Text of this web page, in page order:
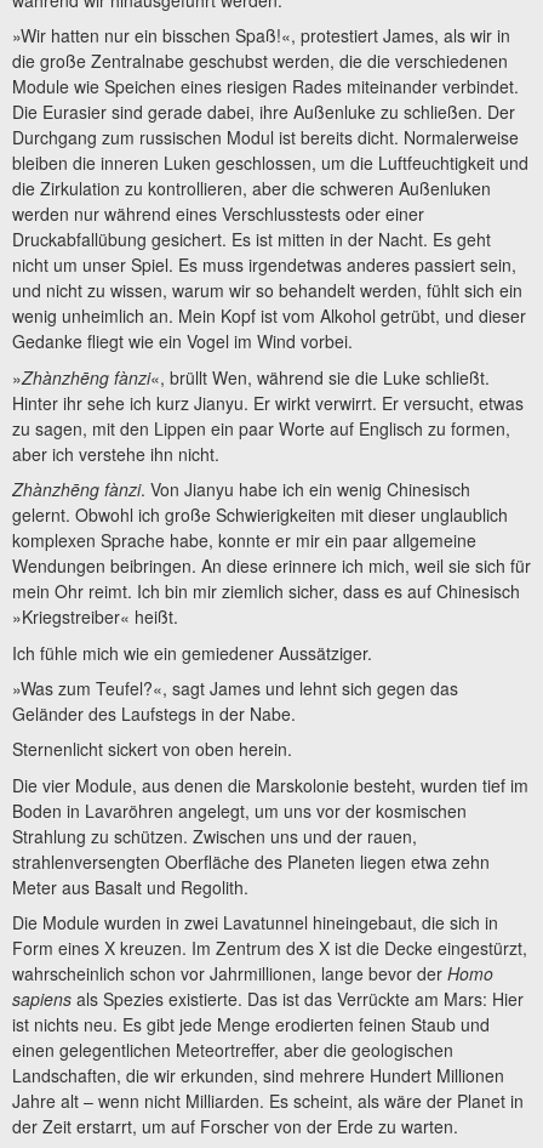
»Wir hatten nur ein bisschen Spaß!«, protestiert James, als wir in
die große Zentralnabe geschubst werden, die die verschiedenen
Module wie Speichen eines riesigen Rades miteinander verbindet.
Die Eurasier sind gerade dabei, ihre Außenluke zu schließen. Der
Durchgang zum russischen Modul ist bereits dicht. Normalerweise
bleiben die inneren Luken geschlossen, um die Luftfeuchtigkeit und
die Zirkulation zu kontrollieren, aber die schweren Außenluken
werden nur während eines Verschlusstests oder einer
Druckabfallübung gesichert. Es ist mitten in der Nacht. Es geht
nicht um unser Spiel. Es muss irgendetwas anderes passiert sein,
und nicht zu wissen, warum wir so behandelt werden, fühlt sich ein
wenig unheimlich an. Mein Kopf ist vom Alkohol getrübt, und dieser
Gedanke fliegt wie ein Vogel im Wind vorbei.
»Zhànzhēng fànzi«, brüllt Wen, während sie die Luke schließt.
Hinter ihr sehe ich kurz Jianyu. Er wirkt verwirrt. Er versucht, etwas
zu sagen, mit den Lippen ein paar Worte auf Englisch zu formen,
aber ich verstehe ihn nicht.
Zhànzhēng fànzi. Von Jianyu habe ich ein wenig Chinesisch
gelernt. Obwohl ich große Schwierigkeiten mit dieser unglaublich
komplexen Sprache habe, konnte er mir ein paar allgemeine
Wendungen beibringen. An diese erinnere ich mich, weil sie sich für
mein Ohr reimt. Ich bin mir ziemlich sicher, dass es auf Chinesisch
»Kriegstreiber« heißt.
Ich fühle mich wie ein gemiedener Aussätziger.
»Was zum Teufel?«, sagt James und lehnt sich gegen das
Geländer des Laufstegs in der Nabe.
Sternenlicht sickert von oben herein.
Die vier Module, aus denen die Marskolonie besteht, wurden tief im
Boden in Lavaröhren angelegt, um uns vor der kosmischen
Strahlung zu schützen. Zwischen uns und der rauen,
strahlenversengten Oberfläche des Planeten liegen etwa zehn
Meter aus Basalt und Regolith.
Die Module wurden in zwei Lavatunnel hineingebaut, die sich in
Form eines X kreuzen. Im Zentrum des X ist die Decke eingestürzt,
wahrscheinlich schon vor Jahrmillionen, lange bevor der Homo
sapiens als Spezies existierte. Das ist das Verrückte am Mars: Hier
ist nichts neu. Es gibt jede Menge erodierten feinen Staub und
einen gelegentlichen Meteortreffer, aber die geologischen
Landschaften, die wir erkunden, sind mehrere Hundert Millionen
Jahre alt – wenn nicht Milliarden. Es scheint, als wäre der Planet in
der Zeit erstarrt, um auf Forscher von der Erde zu warten.